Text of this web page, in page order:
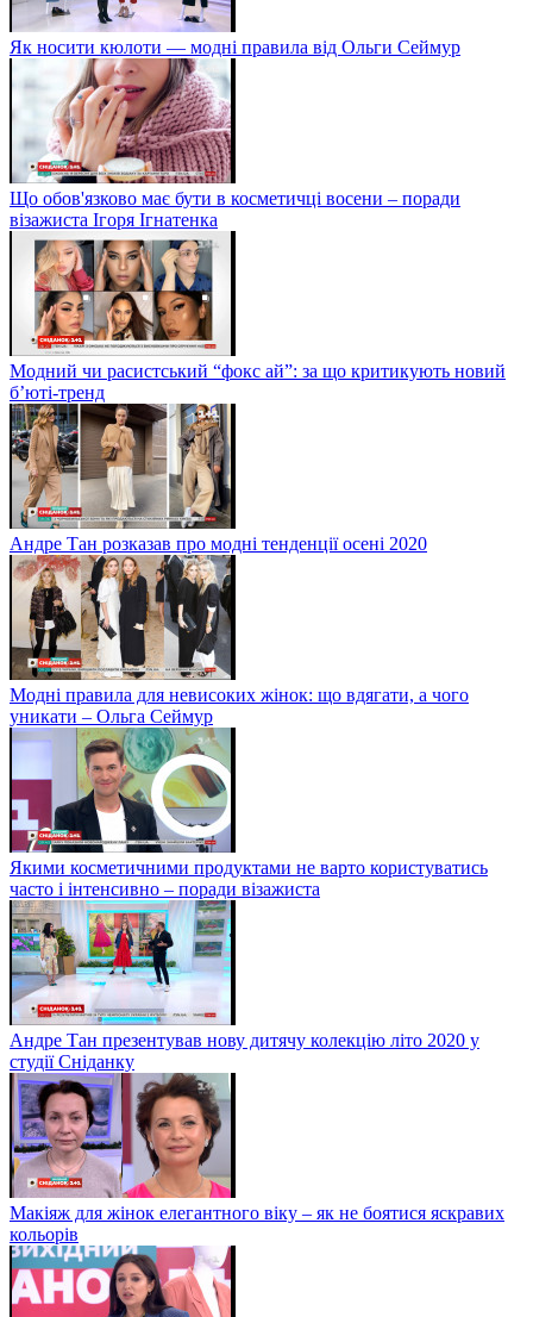
Як носити кюлоти — модні правила від Ольги Сеймур
Що обов'язково має бути в косметичці восени – поради
візажиста Ігоря Ігнатенка
Модний чи расистський “фокс ай”: за що критикують новий
б’юті-тренд
Андре Тан розказав про модні тенденції осені 2020
Модні правила для невисоких жінок: що вдягати, а чого
уникати – Ольга Сеймур
Якими косметичними продуктами не варто користуватись
часто і інтенсивно – поради візажиста
Андре Тан презентував нову дитячу колекцію літо 2020 у
студії Сніданку
Макіяж для жінок елегантного віку – як не боятися яскравих
кольорів